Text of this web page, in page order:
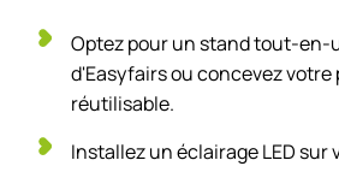
Optez pour un stand tout-en-
d'Easyfairs ou concevez votre
réutilisable.
Installez un éclairage LED sur